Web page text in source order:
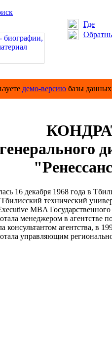
Где
демо-версию базы
16 декабря 1968 года в
технический
MBA
менеджером в агентстве
агентства, в
управляющим